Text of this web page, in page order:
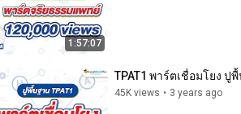
1:57:07
TPAT1 พาร์ตเชื่อมโยง ปู
45K views • 3 years ago